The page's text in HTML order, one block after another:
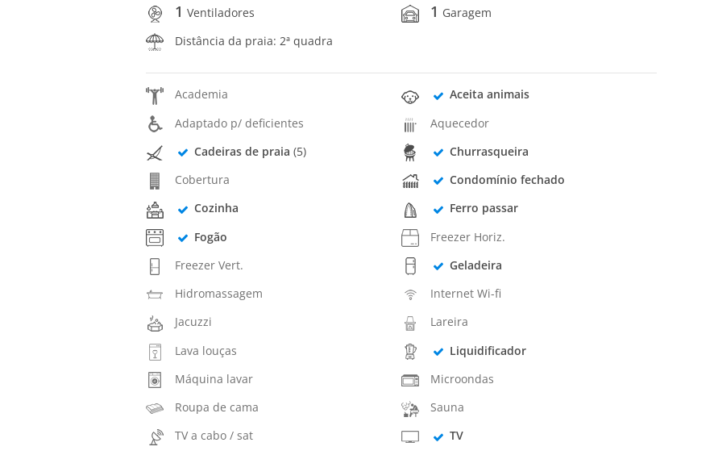
1Ventiladores 1 Garagem
Distância da praia: 2ª quadra
Academia
Aceita animais
Adaptado p/ deficientes
Aquecedor
Cadeiras de praia (5)
Churrasqueira
Cobertura
Condomínio fechado
Cozinha
Ferro passar
Fogão
Freezer Horiz.
Freezer Vert.
Geladeira
Hidromassagem
Internet Wi-fi
Jacuzzi
Lareira
Lava louças
Liquidificador
Máquina lavar
Microondas
Roupa de cama
Sauna
TV a cabo / sat
TV